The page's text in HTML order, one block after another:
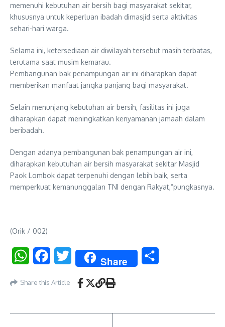
memenuhi kebutuhan air bersih bagi masyarakat sekitar,
khususnya untuk keperluan ibadah dimasjid serta aktivitas
sehari-hari warga.
Selama ini, ketersediaan air diwilayah tersebut masih terbatas,
terutama saat musim kemarau.
Pembangunan bak penampungan air ini diharapkan dapat
memberikan manfaat jangka panjang bagi masyarakat.
Selain menunjang kebutuhan air bersih, fasilitas ini juga
diharapkan dapat meningkatkan kenyamanan jamaah dalam
beribadah.
Dengan adanya pembangunan bak penampungan air ini,
diharapkan kebutuhan air bersih masyarakat sekitar Masjid
Paok Lombok dapat terpenuhi dengan lebih baik, serta
memperkuat kemanunggalan TNI dengan Rakyat,”pungkasnya.
(Orik / 002)
WhatsAppFacebookTwitter Share
Share this Article